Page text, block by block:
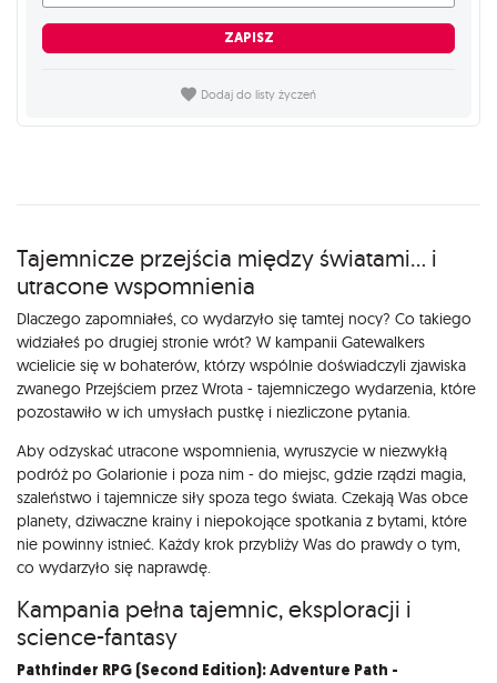
ZAPISZ
Dodaj do listy życzeń
Opis
Tajemnicze przejścia między światami… i
utracone wspomnienia
Dlaczego zapomniałeś, co wydarzyło się tamtej nocy? Co takiego
widziałeś po drugiej stronie wrót? W kampanii Gatewalkers
wcielicie się w bohaterów, którzy wspólnie doświadczyli zjawiska
zwanego Przejściem przez Wrota - tajemniczego wydarzenia, które
pozostawiło w ich umysłach pustkę i niezliczone pytania.
Aby odzyskać utracone wspomnienia, wyruszycie w niezwykłą
podróż po Golarionie i poza nim - do miejsc, gdzie rządzi magia,
szaleństwo i tajemnicze siły spoza tego świata. Czekają Was obce
planety, dziwaczne krainy i niepokojące spotkania z bytami, które
nie powinny istnieć. Każdy krok przybliży Was do prawdy o tym,
co wydarzyło się naprawdę.
Kampania pełna tajemnic, eksploracji i
science-fantasy
Pathfinder RPG (Second Edition): Adventure Path -